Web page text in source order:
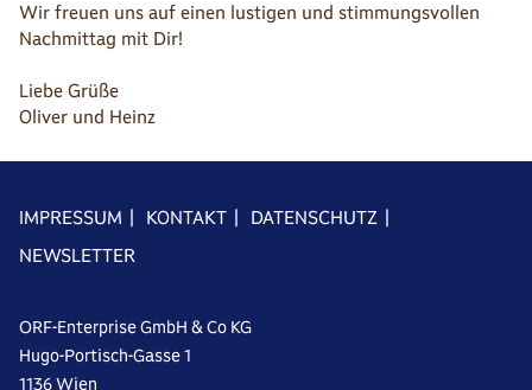
Wir freuen uns auf einen lustigen und stimmungsvollen
Nachmittag mit Dir!
Liebe Grüße
Oliver und Heinz
IMPRESSUM | KONTAKT | DATENSCHUTZ |
NEWSLETTER
ORF-Enterprise GmbH & Co KG
Hugo-Portisch-Gasse 1
1136 Wien